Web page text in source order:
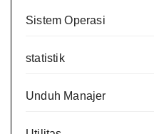
Sistem Operasi
statistik
Unduh Manajer